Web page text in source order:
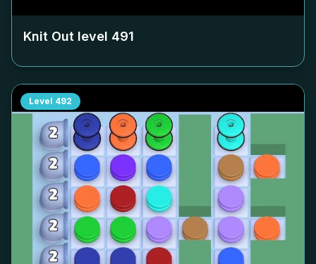
Knit Out level 491
Level 492